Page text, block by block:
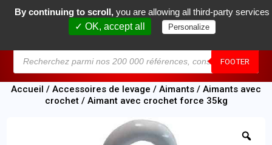
FOOTER
0
Accueil / Accessoires de levage / Aimants / Aimants avec
crochet/ Aimant avec crochet force 35kg
By continuing to scroll, you are allowing all third-party services
✓ OK, accept all
Personalize